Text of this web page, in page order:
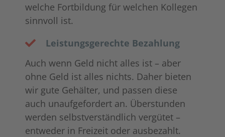
welche Fortbildung für welchen Kollegen
sinnvoll ist.
Leistungsgerechte Bezahlung
Auch wenn Geld nicht alles ist – aber
ohne Geld ist alles nichts. Daher bieten
wir gute Gehälter, und passen diese
auch unaufgefordert an. Überstunden
werden selbstverständlich vergütet –
entweder in Freizeit oder ausbezahlt.